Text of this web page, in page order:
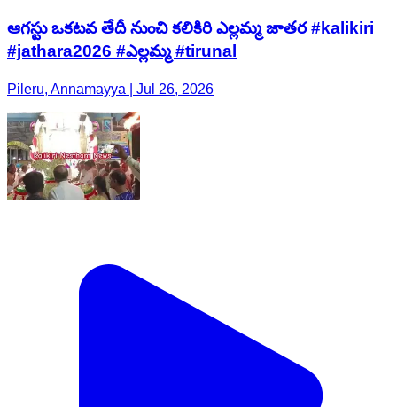
ఆగస్టు ఒకటవ తేదీ నుంచి కలికిరి ఎల్లమ్మ జాతర #kalikiri
#jathara2026 #ఎల్లమ్మ #tirunal
Pileru, Annamayya | Jul 26, 2026